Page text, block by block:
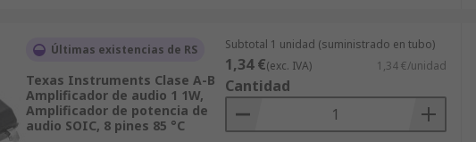
Últimas existencias de RS
Texas Instruments Clase A-B
Amplificador de audio 1 1W,
Amplificador de potencia de
audio SOIC, 8 pines 85 °C
Subtotal 1 unidad (suministrado en tubo)
1,34 €(exc. IVA) 1,34 €/unidad
Cantidad